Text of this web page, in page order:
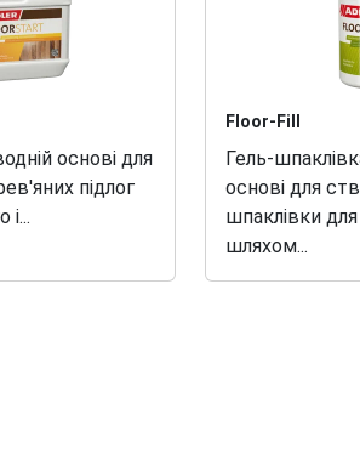
основі для
підлог
і...
Floor-Fill
Гель-
основі для
шпаклівки
шляхом...